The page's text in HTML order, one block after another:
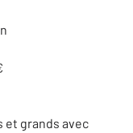
grands avec